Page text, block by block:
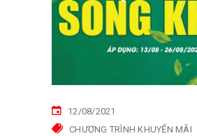
12/08/2021
CHƯƠNG TRÌNH KHUYẾN MÃI